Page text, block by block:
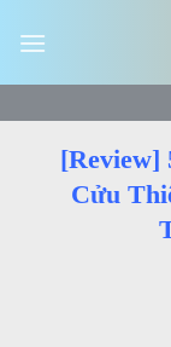
[Review]
Cửu